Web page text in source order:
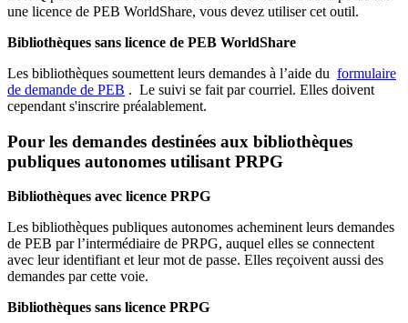
une licence de PEB WorldShare, vous devez utiliser cet outil.
Bibliothèques sans licence de PEB WorldShare
Les bibliothèques soumettent leurs demandes à l’aide du formulaire
de demande de PEB . Le suivi se fait par courriel. Elles doivent
cependant s'inscrire préalablement.
Pour les demandes destinées aux bibliothèques
publiques autonomes utilisant PRPG
Bibliothèques avec licence PRPG
Les bibliothèques publiques autonomes acheminent leurs demandes
de PEB par l’intermédiaire de PRPG, auquel elles se connectent
avec leur identifiant et leur mot de passe. Elles reçoivent aussi des
demandes par cette voie.
Bibliothèques sans licence PRPG